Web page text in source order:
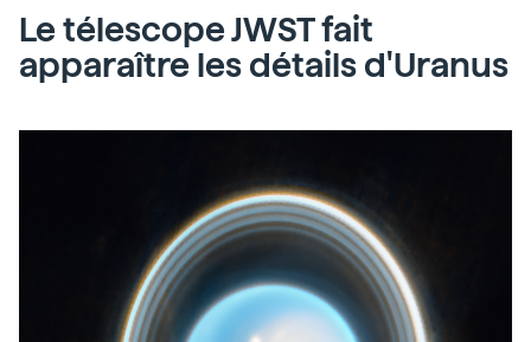
Le télescope JWST fait
apparaître les détails d'Uranus